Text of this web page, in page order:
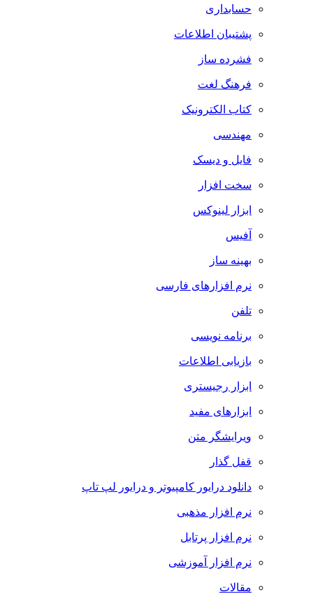
حسابداری
پشتیبان اطلاعات
فشرده ساز
فرهنگ لغت
کتاب الکترونیک
مهندسی
فایل و دیسک
سخت افزار
ابزار لینوکس
آفیس
بهینه ساز
نرم افزارهای فارسی
تلفن
برنامه نویسی
بازیابی اطلاعات
ابزار رجیستری
ابزارهای مفید
ویرایشگر متن
قفل گذار
دانلود درایور کامپیوتر و درایور لپ تاپ
نرم افزار مذهبی
نرم افزار پرتابل
نرم افزار آموزشی
مقالات